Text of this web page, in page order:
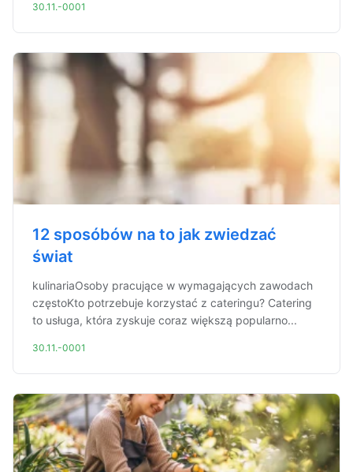
30.11.-0001
12 sposóbów na to jak zwiedzać
świat
kulinariaOsoby pracujące w wymagających zawodach
częstoKto potrzebuje korzystać z cateringu? Catering
to usługa, która zyskuje coraz większą popularno...
30.11.-0001